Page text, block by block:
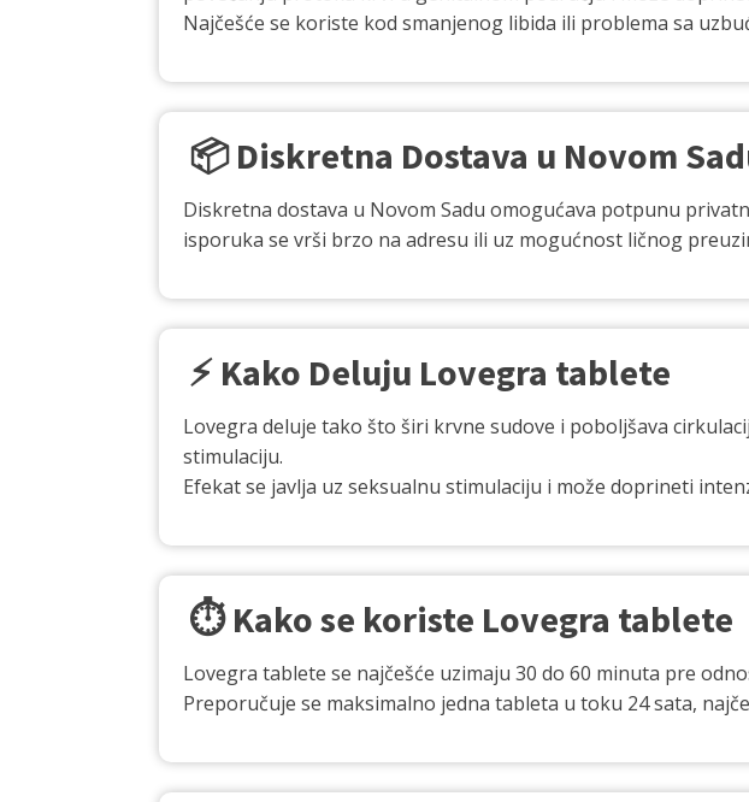
Najčešće se koriste kod smanjenog libida ili problema sa
📦 Diskretna Dostava u Novom
Diskretna dostava u Novom Sadu omogućava potpunu
isporuka se vrši brzo na adresu ili uz mogućnost ličnog
⚡ Kako Deluju Lovegra tablete
Lovegra deluje tako što širi krvne sudove i poboljšava
stimulaciju.
Efekat se javlja uz seksualnu stimulaciju i može doprineti
⏱️ Kako se koriste Lovegra tablete
Lovegra tablete se najčešće uzimaju 30 do 60 minuta pre
Preporučuje se maksimalno jedna tableta u toku 24 sata,